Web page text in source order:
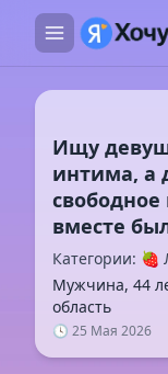
Ищу
интима, а
Категории: 🍓
Мужчина, 44
область
🕓 25 Мая 2026